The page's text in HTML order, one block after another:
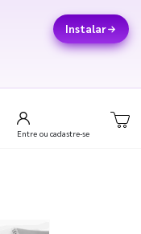
Instalar
Entre ou cadastre-se